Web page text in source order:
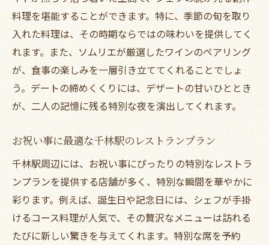
食文化の深さを知る千林駅のレストラン
料理が結ぶ人々の交流と感動
料理を堪能することができます。特に、季節の旬を取り
入れた料理は、その時期ならではの味わいを提供してく
れます。また、ソムリエが厳選したワインのペアリング
が、食事の楽しみを一層引き立ててくれることでしょ
う。デートの締めくくりには、デザートの甘いひととき
が、二人の記憶に残る特別な夜を演出してくれます。
お祝い事に最適な千林駅のレストランプラン
千林駅周辺には、お祝い事にぴったりの特別なレストラ
ンプランを提供する店舗が多く、特別な瞬間を華やかに
彩ります。例えば、誕生日や記念日には、シェフが手掛
けるコース料理が人気で、その贅沢なメニューは訪れる
たびに新しい驚きを与えてくれます。特別な席を予約